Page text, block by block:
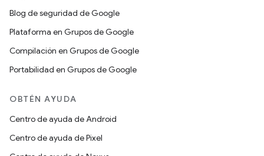
Blog de seguridad de Google
Plataforma en Grupos de Google
Compilación en Grupos de Google
Portabilidad en Grupos de Google
OBTÉN AYUDA
Centro de ayuda de Android
Centro de ayuda de Pixel